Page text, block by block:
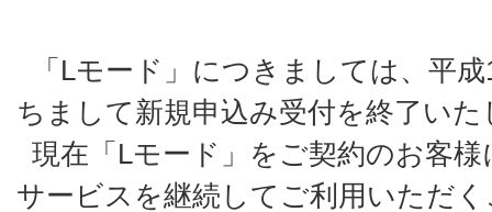
「Lモード」につきましては、平
ちまして新規申込み受付を終了い
現在「Lモード」をご契約のお客
サービスを継続してご利用いただ